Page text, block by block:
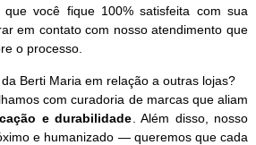
que você fique 100% satisfeita com sua
em contato com nosso atendimento que
o processo.
Berti Maria em relação a outras lojas?
com curadoria de marcas que aliam
e durabilidade . Além disso, nosso
e humanizado — queremos que cada